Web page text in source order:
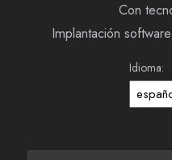
Con
Implantación
Idioma